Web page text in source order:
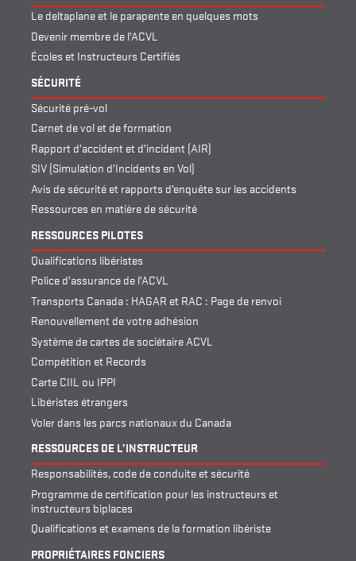
Le deltaplane et le parapente en quelques mots
Devenir membre de l’ACVL
Écoles et Instructeurs Certifiés
SÉCURITÉ
Sécurité pré-vol
Carnet de vol et de formation
Rapport d’accident et d’incident (AIR)
SIV (Simulation d’Incidents en Vol)
Avis de sécurité et rapports d’enquête sur les accidents
Ressources en matière de sécurité
RESSOURCES PILOTES
Qualifications libéristes
Police d’assurance de l’ACVL
Transports Canada : HAGAR et RAC : Page de renvoi
Renouvellement de votre adhésion
Système de cartes de sociétaire ACVL
Compétition et Records
Carte CIIL ou IPPI
Libéristes étrangers
Voler dans les parcs nationaux du Canada
RESSOURCES DE L’INSTRUCTEUR
Responsabilités, code de conduite et sécurité
Programme de certification pour les instructeurs et
instructeurs biplaces
Qualifications et examens de la formation libériste
PROPRIÉTAIRES FONCIERS